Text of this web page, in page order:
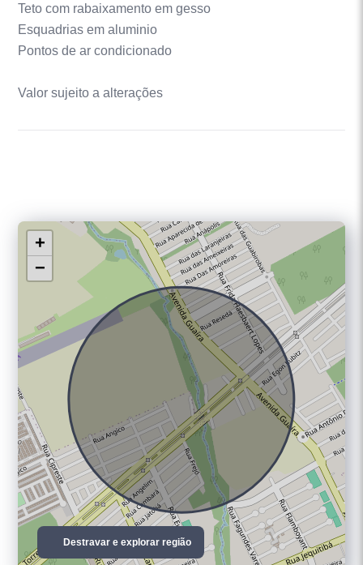
Teto com rabaixamento em gesso
Esquadrias em aluminio
Pontos de ar condicionado
Valor sujeito a alterações
+
−
Destravar e explorar região